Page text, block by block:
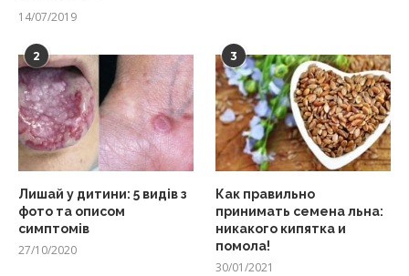
14/07/2019
2
Лишай у дитини: 5 видів з
фото та описом
симптомів
27/10/2020
3
Как правильно
принимать семена льна:
никакого кипятка и
помола!
30/01/2021